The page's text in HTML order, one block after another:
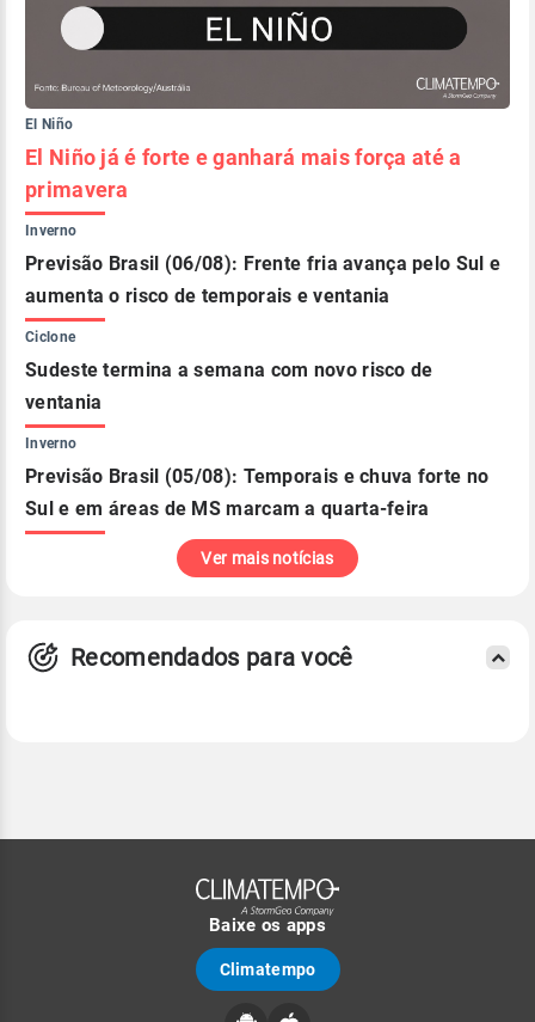
El Niño
El Niño já é forte e ganhará mais força até a
primavera
Inverno
Previsão Brasil (06/08): Frente fria avança pelo Sul e
aumenta o risco de temporais e ventania
Ciclone
Sudeste termina a semana com novo risco de
ventania
Inverno
Previsão Brasil (05/08): Temporais e chuva forte no
Sul e em áreas de MS marcam a quarta-feira
Ver mais notícias
Recomendados para você
Baixe os apps
Climatempo